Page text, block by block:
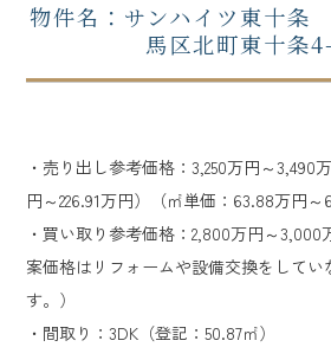
物件名：サンハイツ東十条
馬区北町東十条
・売り出し参考価格：3,250万円～3,490
円～226.91万円）（㎡単価：63.88万円～
・買い取り参考価格：2,800万円～
案価格はリフォームや設備交換をして
す。）
・間取り：3DK（登記：50.87㎡）